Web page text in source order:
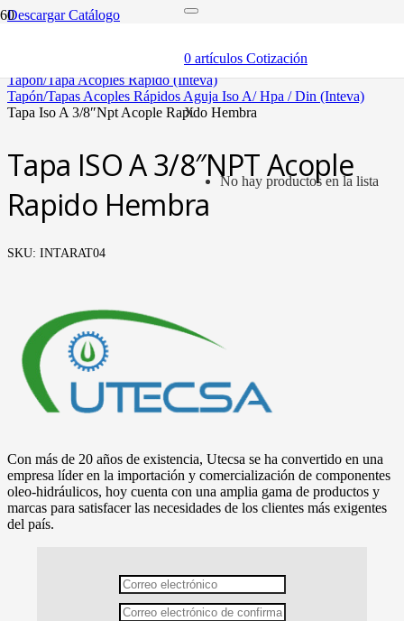
0 artículos Cotización
X
No hay productos en la lista
Descargar Catálogo
tapón/tapa acoples rápido (inteva)
tapón/tapas acoples rápidos aguja iso a/ hpa / din (inteva)
tapa iso a 3/8″npt acople rapido hembra
Tapa ISO A 3/8″NPT Acople
Rapido Hembra
SKU: INTARAT04
Con más de 20 años de existencia, Utecsa se ha convertido en una
empresa líder en la importación y comercialización de componentes
oleo-hidráulicos, hoy cuenta con una amplia gama de productos y
marcas para satisfacer las necesidades de los clientes más exigentes
del país.